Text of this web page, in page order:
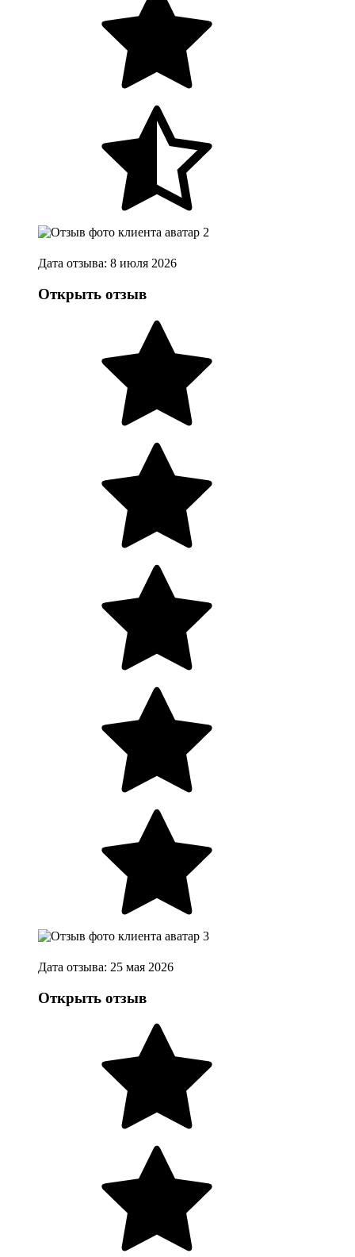
Дата отзыва: 8 июля 2026
Открыть отзыв
Дата отзыва: 25 мая 2026
Открыть отзыв